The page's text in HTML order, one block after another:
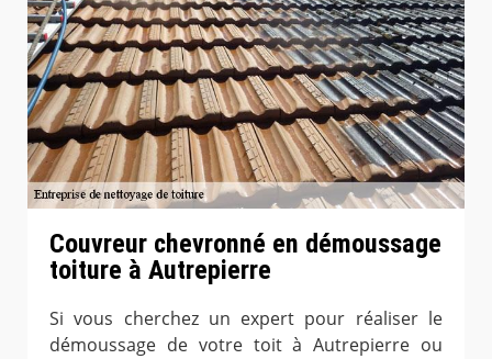
Couvreur chevronné en démoussage
toiture à Autrepierre
Si vous cherchez un expert pour réaliser le
démoussage de votre toit à Autrepierre ou